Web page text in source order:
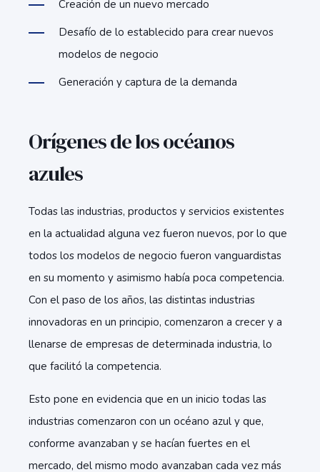
Creación de un nuevo mercado
Desafío de lo establecido para crear nuevos
modelos de negocio
Generación y captura de la demanda
Orígenes de los océanos
azules
Todas las industrias, productos y servicios existentes
en la actualidad alguna vez fueron nuevos, por lo que
todos los modelos de negocio fueron vanguardistas
en su momento y asimismo había poca competencia.
Con el paso de los años, las distintas industrias
innovadoras en un principio, comenzaron a crecer y a
llenarse de empresas de determinada industria, lo
que facilitó la competencia.
Esto pone en evidencia que en un inicio todas las
industrias comenzaron con un océano azul y que,
conforme avanzaban y se hacían fuertes en el
mercado, del mismo modo avanzaban cada vez más